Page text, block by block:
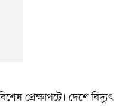
প্রেক্ষাপটে। দেশে বিদ্যুৎ